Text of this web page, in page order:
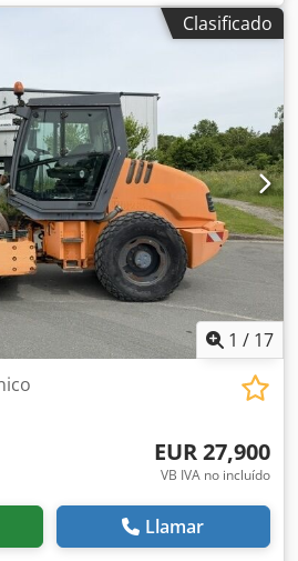
¡Máquinas en venta!
para ver una variedad de
Contamos con más opciones
por lo que puede llamarnos o
en cualquier momento.
están completamente revisadas
¿Necesita fotos?
de inmediato. Le
inglés, francés, alemán, español y
amplia gama de máquinas fiables.
Clasificado
1 / 17
EUR 27,900
VB IVA no incluído
Llamar